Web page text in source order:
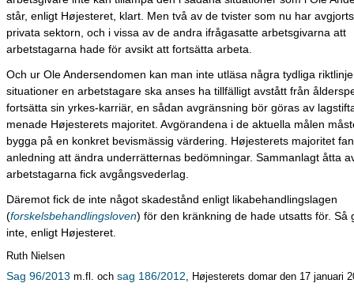
står, enligt Højesteret, klart. Men två av de tvister som nu har
privata sektorn, och i vissa av de andra ifrågasatte arbetsgivarna att
arbetstagarna hade för avsikt att fortsätta arbeta.
Och ur Ole Andersendomen kan man inte utläsa några tydliga
situationer en arbetstagare ska anses ha tillfälligt avstått från
fortsätta sin yrkes-karriär, en sådan avgränsning bör göras av
menade Højesterets majoritet. Avgörandena i de aktuella målen
bygga på en konkret bevismässig värdering. Højesterets majoritet
anledning att ändra underrätternas bedömningar. Sammanlagt åtta
arbetstagarna fick avgångsvederlag.
Däremot fick de inte något skadestånd enligt likabehandlingslagen
(forskelsbehandlingsloven) för den kränkning de hade utsatts för. Så
inte, enligt Højesteret.
Ruth Nielsen
Sag 96/2013 m.fl. och sag 186/2012, Højesterets domar den 17 januari